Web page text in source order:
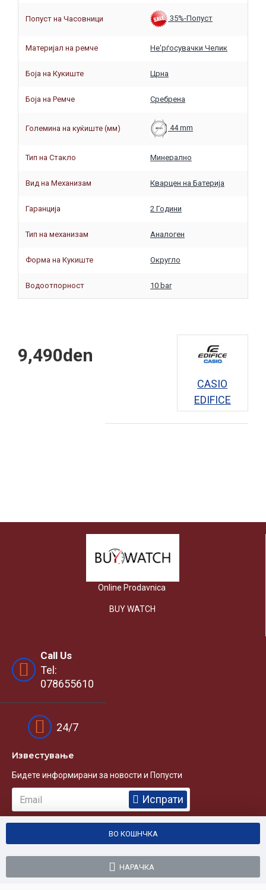
Попуст на Часовници 35%-Попуст
Материјал на ремче Не'рѓосувачки Челик
Боја на Кукиште Црна
Боја на Ремче Сребрена
Големина на куќиште (мм) 44 mm
Тип на Стакло Минерално
Вид на Механизам Кварцен на Батерија
Гаранција 2 Години
Тип на механизам Аналоген
Форма на Кукиште Округло
Водоотпорност 10 bar
9,490den
CASIO
EDIFICE
ВО КОШНЧКА
НАРАЧКА
Online Prodavnica
BUY WATCH
Call Us
Tel:
078655610
24/7
Известувањe
Бидете информирани за новости и Попусти
Испрати
Copyright © 2013, BUYWATCH.MK, All Rights Reserved